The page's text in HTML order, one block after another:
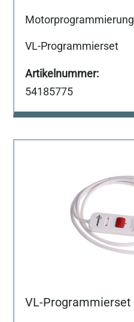
Motorprogrammierung
VL-Programmierset
54185775
VL-